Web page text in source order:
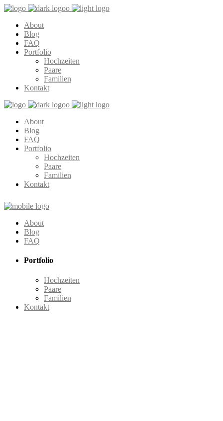
About
Blog
FAQ
Portfolio
Hochzeiten
Paare
Familien
Kontakt
About
Blog
FAQ
Portfolio
Hochzeiten
Paare
Familien
Kontakt
About
Blog
FAQ
Portfolio
Hochzeiten
Paare
Familien
Kontakt